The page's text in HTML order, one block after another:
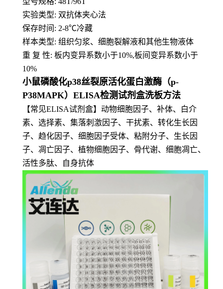
实验类型: 双抗体夹心法
保存时间: 2-8℃冷藏
样本类型: 组织匀浆、细胞裂解液和其他生物液体
重 复 性: 板内变异系数小于10%,板间变异系数小于
10%
小鼠磷酸化p38丝裂原活化蛋白激酶（p-
P38MAPK）ELISA检测试剂盒洗板方法
【常见ELISA试剂盒】动物细胞因子、补体、白介
素、选择素、集落刺激因子、干扰素、转化生长因
子、趋化因子、细胞因子受体、粘附分子、生长因
子、凋亡因子、植物细胞因子、骨代谢、细胞凋亡、
活性多肽、自身抗体